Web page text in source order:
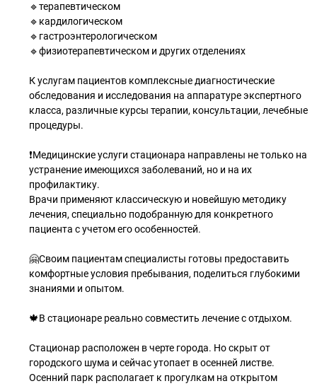
🔹терапевтическом
🔹кардилогическом
🔹гастроэнтерологическом
🔹физиотерапевтическом и других отделениях
К услугам пациентов комплексные диагностические
обследования и исследования на аппаратуре экспертного
класса, различные курсы терапии, консультации, лечебные
процедуры.
❗Медицинские услуги стационара направлены не только на
устранение имеющихся заболеваний, но и на их
профилактику.
Врачи применяют классическую и новейшую методику
лечения, специально подобранную для конкретного
пациента с учетом его особенностей.
🤗Своим пациентам специалисты готовы предоставить
комфортные условия пребывания, поделиться глубокими
знаниями и опытом.
🍁В стационаре реально совместить лечение с отдыхом.
Стационар расположен в черте города. Но скрыт от
городского шума и сейчас утопает в осенней листве.
Осенний парк располагает к прогулкам на открытом